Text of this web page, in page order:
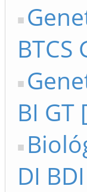
BTCS
BI GT
DI